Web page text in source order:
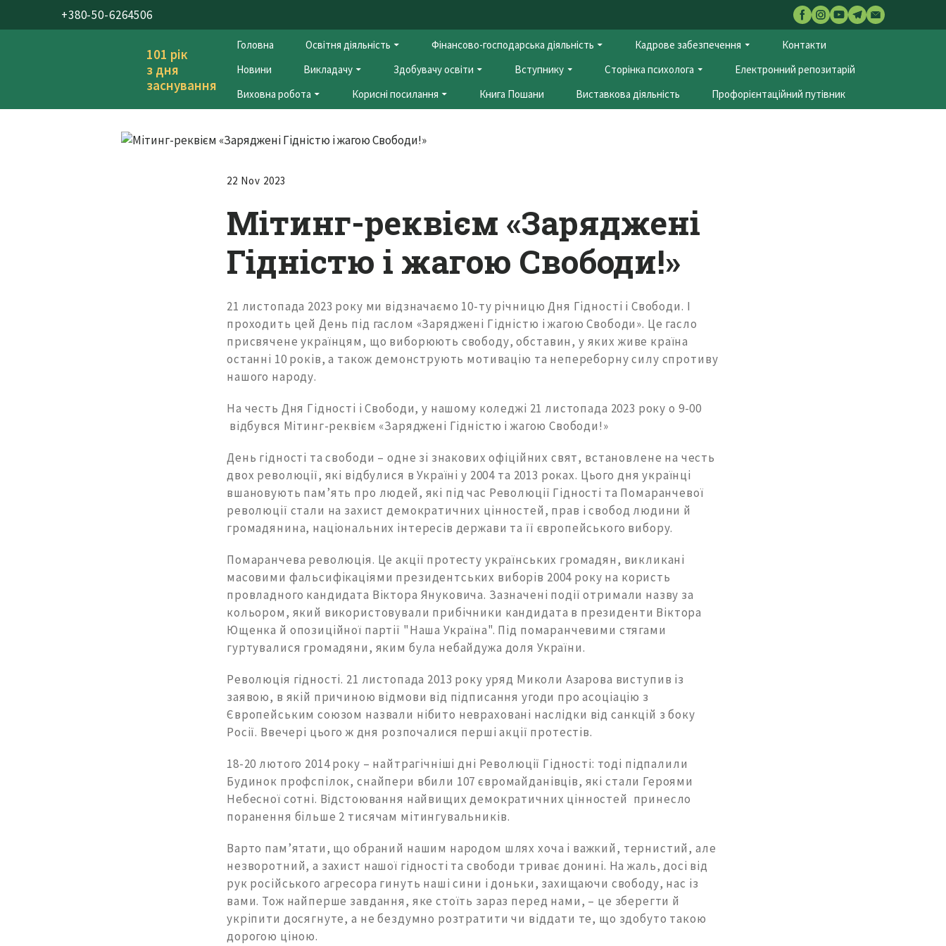
+380-50-6264506
101 рік
з дня
заснування
Головна Освітня діяльність Фінансово-господарська діяльність Кадрове забезпечення
Контакти
Новини
Викладачу Здобувачу освіти Вступнику Сторінка психолога
Електронний репозитарій
Виховна робота
Корисні посилання Книга Пошани Виставкова діяльність Профорієнтаційний путівник
22 Nov 2023
Мітинг-реквієм «Заряджені
Гідністю і жагою Свободи!»
21 листопада 2023 року ми відзначаємо 10-ту річницю Дня Гідності і Свободи. І
проходить цей День під гаслом «Заряджені Гідністю і жагою Свободи». Це гасло
присвячене українцям, що виборюють свободу, обставин, у яких живе країна
останні 10 років, а також демонструють мотивацію та непереборну силу спротиву
нашого народу.
На честь Дня Гідності і Свободи, у нашому коледжі 21 листопада 2023 року о 9-00
відбувся Мітинг-реквієм «Заряджені Гідністю і жагою Свободи!»
День гідності та свободи – одне зі знакових офіційних свят, встановлене на честь
двох революції, які відбулися в Україні у 2004 та 2013 роках. Цього дня українці
вшановують пам’ять про людей, які під час Революції Гідності та Помаранчевої
революції стали на захист демократичних цінностей, прав і свобод людини й
громадянина, національних інтересів держави та її європейського вибору.
Помаранчева революція. Це акції протесту українських громадян, викликані
масовими фальсифікаціями президентських виборів 2004 року на користь
провладного кандидата Віктора Януковича. Зазначені події отримали назву за
кольором, який використовували прибічники кандидата в президенти Віктора
Ющенка й опозиційної партії "Наша Україна". Під помаранчевими стягами
гуртувалися громадяни, яким була небайдужа доля України.
Революція гідності. 21 листопада 2013 року уряд Миколи Азарова виступив із
заявою, в якій причиною відмови від підписання угоди про асоціацію з
Європейським союзом назвали нібито невраховані наслідки від санкцій з боку
Росії. Ввечері цього ж дня розпочалися перші акції протестів.
18-20 лютого 2014 року – найтрагічніші дні Революції Гідності: тоді підпалили
Будинок профспілок, снайпери вбили 107 євромайданівців, які стали Героями
Небесної сотні. Відстоювання найвищих демократичних цінностей принесло
поранення більше 2 тисячам мітингувальників.
Варто пам’ятати, що обраний нашим народом шлях хоча і важкий, тернистий, але
незворотний, а захист нашої гідності та свободи триває донині. На жаль, досі від
рук російського агресора гинуть наші сини і доньки, захищаючи свободу, нас із
вами. Тож найперше завдання, яке стоїть зараз перед нами, – це зберегти й
укріпити досягнуте, а не бездумно розтратити чи віддати те, що здобуто такою
дорогою ціною.